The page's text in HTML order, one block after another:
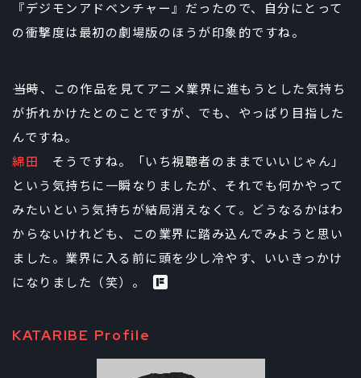
『デジモンアドベンチャー』だったので、自分にとって
の衝撃度は最初の劇場版のほうが印象的ですね。
――当時、この作品を見てアニメ業界に進もうとした気持ち
が折れかけたとのことですが、でも、やっぱり目指した
んですね。
綿田 そうですね。「いち視聴者のままでいいじゃん」
という気持ちに一瞬なりましたが、それでも何かやって
みたいという気持ちが結局消えなくて。どうなるかはわ
からないけれども、この業界に踏み込んでみようと思い
ました。業界に入る前に頭を少し冷やす、いいきっかけ
になりました（笑）。
KATARIBE Profile